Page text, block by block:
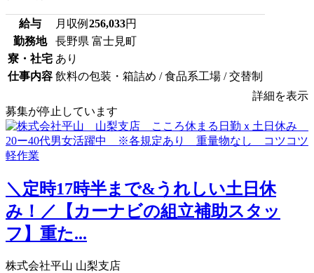
給与 月収例 256,033円
勤務地
長野県 富士見町
寮・社宅 あり
仕事内容 飲料の包装・箱詰め / 食品系工場 / 交替制
詳細を表示
募集が停止しています
＼定時17時半まで&うれしい土日休
み！／【カーナビの組立補助スタッ
フ】重た...
株式会社平山 山梨支店